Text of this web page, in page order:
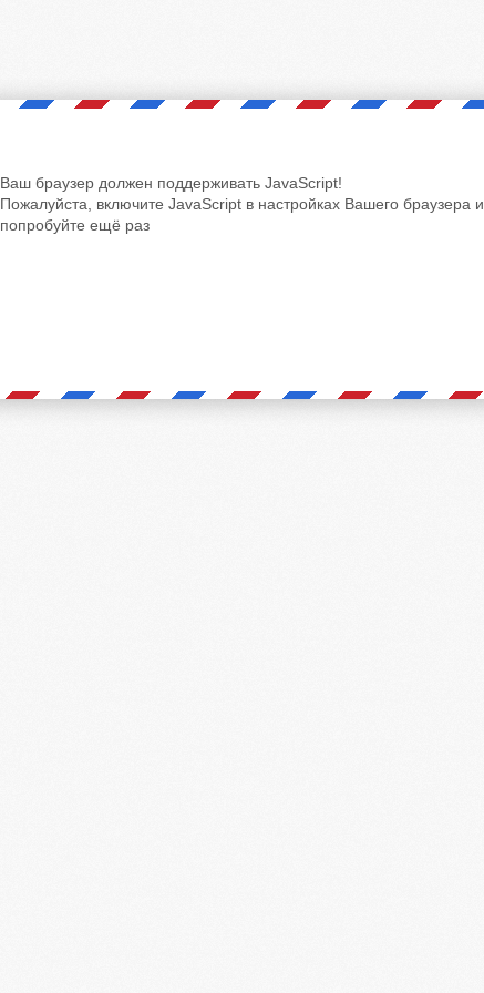
Ваш браузер должен поддерживать JavaScript!
Пожалуйста, включите JavaScript в настройках Вашего браузера и
попробуйте ещё раз